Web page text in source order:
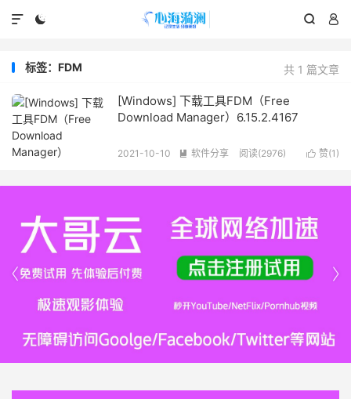
  

共 1 篇文章
标签：FDM
[Windows] 下载工具FDM（Free
Download Manager）6.15.2.4167
 赞(1 )
2021-10-10  软件分享 阅读(2976)

